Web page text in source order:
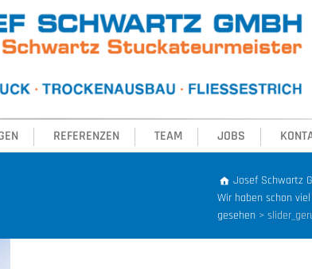
REFERENZEN TEAM JOBS
Josef Schwartz
Wir haben schon viel
gesehen >